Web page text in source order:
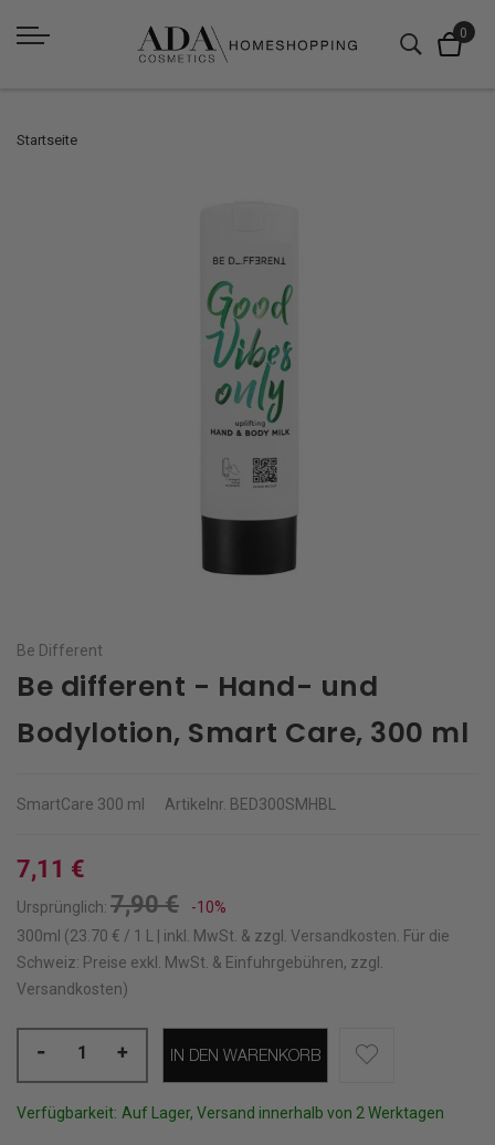
Startseite
Be Different
Be different - Hand- und
Bodylotion, Smart Care, 300 ml
SmartCare 300 ml Artikelnr. BED300SMHBL
7,11 €
Ursprünglich: 7,90 €
-10%
300ml (23.70 € / 1 L | inkl. MwSt. & zzgl. Versandkosten Für die
Schweiz: Preise exkl. MwSt. & Einfuhrgebühren, zzgl.
Versandkosten)
- + IN DEN WARENKORB
Verfügbarkeit: Auf Lager, Versand innerhalb von 2 Werktagen